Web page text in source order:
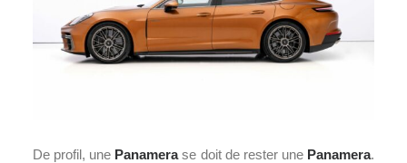
De profil, une Panamerase doit de rester une Panamera.